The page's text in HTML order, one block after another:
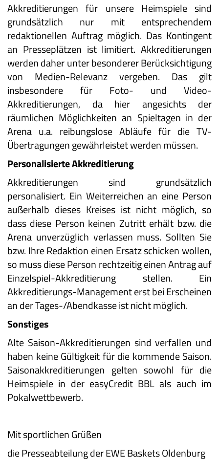
Akkreditierungen für unsere Heimspiele sind
grundsätzlich nur mit entsprechendem
redaktionellen Auftrag möglich. Das Kontingent
an Presseplätzen ist limitiert. Akkreditierungen
werden daher unter besonderer Berücksichtigung
von Medien-Relevanz vergeben. Das gilt
insbesondere für Foto- und Video-
Akkreditierungen, da hier angesichts der
räumlichen Möglichkeiten an Spieltagen in der
Arena u.a. reibungslose Abläufe für die TV-
Übertragungen gewährleistet werden müssen.
Personalisierte Akkreditierung
Akkreditierungen sind grundsätzlich
personalisiert. Ein Weiterreichen an eine Person
außerhalb dieses Kreises ist nicht möglich, so
dass diese Person keinen Zutritt erhält bzw. die
Arena unverzüglich verlassen muss. Sollten Sie
bzw. Ihre Redaktion einen Ersatz schicken wollen,
so muss diese Person rechtzeitig einen Antrag auf
Einzelspiel-Akkreditierung stellen. Ein
Akkreditierungs-Management erst bei Erscheinen
an der Tages-/Abendkasse ist nicht möglich.
Sonstiges
Alte Saison-Akkreditierungen sind verfallen und
haben keine Gültigkeit für die kommende Saison.
Saisonakkreditierungen gelten sowohl für die
Heimspiele in der easyCredit BBL als auch im
Pokalwettbewerb.
Mit sportlichen Grüßen
die Presseabteilung der EWE Baskets Oldenburg